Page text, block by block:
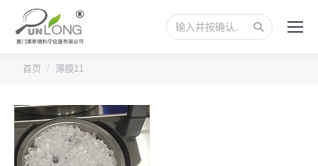
搜
索：
您的位置：
首页 薄膜11